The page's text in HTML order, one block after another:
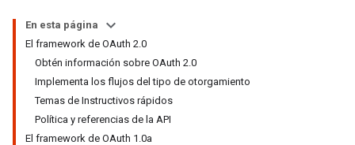
En esta página
El framework de OAuth 2.0
Obtén información sobre OAuth 2.0
Implementa los flujos del tipo de otorgamiento
Temas de Instructivos rápidos
Política y referencias de la API
El framework de OAuth 1.0a